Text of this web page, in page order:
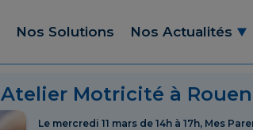
Nos Solutions Nos Actualités
Atelier Motricité à Rouen
Le mercredi 11 mars de 14h à 17h, Mes